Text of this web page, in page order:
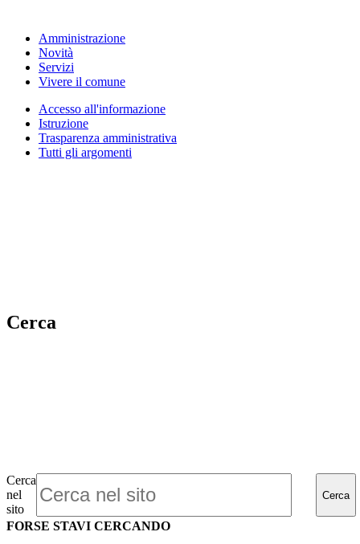
Amministrazione
Novità
Servizi
Vivere il comune
Accesso all'informazione
Istruzione
Trasparenza amministrativa
Tutti gli argomenti
Cerca
Cerca
nel
sito
Cerca
FORSE STAVI CERCANDO